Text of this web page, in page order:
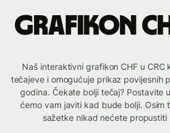
Grafikon
Naš interaktivni grafikon CHF u CRC
tečajeve i omogućuje prikaz povijesnih
godina. Čekate bolji tečaj? Postavite
ćemo vam javiti kad bude bolji. Osim
sažetke nikad nećete propustiti